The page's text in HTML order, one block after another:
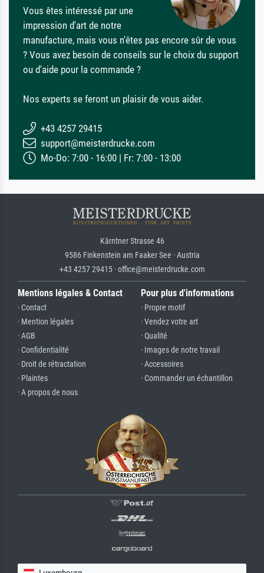
Vous êtes intéressé par une
impression d'art de notre
manufacture, mais vous n'êtes pas encore sûr de vous
? Vous avez besoin de conseils sur le choix du support
ou d'aide pour la commande ?
Nos experts se feront un plaisir de vous aider.
+43 4257 29415
support@meisterdrucke.com
Mo-Do: 7:00 - 16:00 | Fr: 7:00 - 13:00
Kärntner Strasse 46
9586 Finkenstein am Faaker See · Austria
+43 4257 29415 · office@meisterdrucke.com
Mentions légales & Contact
· Contact
· Mention légales
· AGB
· Confidentialité
· Droit de rétractation
· Plaintes
· A propos de nous
Pour plus d'informations
· Propre motif
· Vendez votre art
· Qualité
· Images de notre travail
· Accessoires
· Commander un échantillon